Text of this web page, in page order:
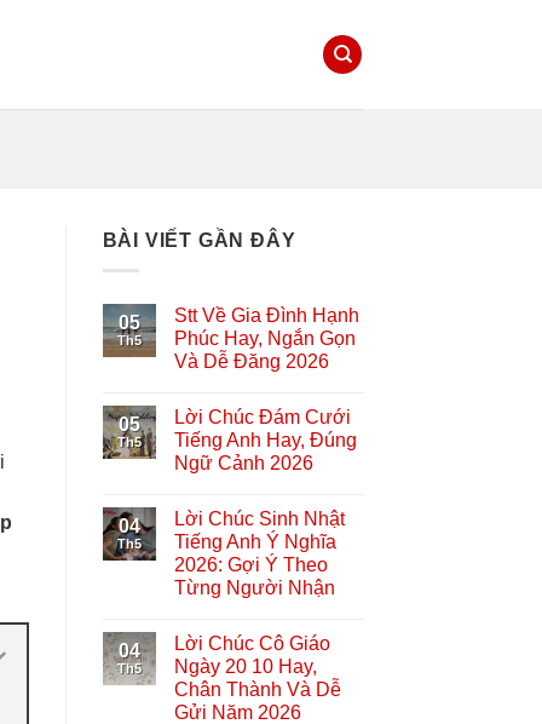
BÀI VIẾT GẦN ĐÂY
05
Th5
Stt Về Gia Đình Hạnh
Phúc Hay, Ngắn Gọn
Và Dễ Đăng 2026
05
Th5
Lời Chúc Đám Cưới
Tiếng Anh Hay, Đúng
Ngữ Cảnh 2026
04
Th5
Lời Chúc Sinh Nhật
Tiếng Anh Ý Nghĩa
2026: Gợi Ý Theo
Từng Người Nhận
04
Th5
Lời Chúc Cô Giáo
Ngày 20 10 Hay,
Chân Thành Và Dễ
Gửi Năm 2026